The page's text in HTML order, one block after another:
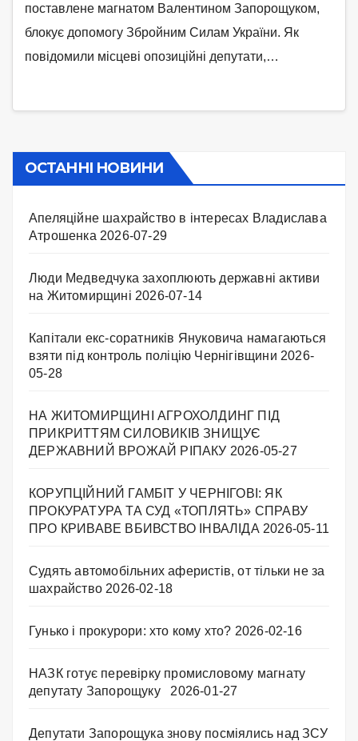
поставлене магнатом Валентином Запорощуком,
блокує допомогу Збройним Силам України. Як
повідомили місцеві опозиційні депутати,…
ОСТАННІ НОВИНИ
Апеляційне шахрайство в інтересах Владислава
Атрошенка 2026-07-29
Люди Медведчука захоплюють державні активи
на Житомирщині 2026-07-14
Капітали екс-соратників Януковича намагаються
взяти під контроль поліцію Чернігівщини 2026-
05-28
НА ЖИТОМИРЩИНІ АГРОХОЛДИНГ ПІД
ПРИКРИТТЯМ СИЛОВИКІВ ЗНИЩУЄ
ДЕРЖАВНИЙ ВРОЖАЙ РІПАКУ ​ 2026-05-27
КОРУПЦІЙНИЙ ГАМБІТ У ЧЕРНІГОВІ: ЯК
ПРОКУРАТУРА ТА СУД «ТОПЛЯТЬ» СПРАВУ
ПРО КРИВАВЕ ВБИВСТВО ІНВАЛІДА 2026-05-11
Судять автомобільних аферистів, от тільки не за
шахрайство 2026-02-18
Гунько і прокурори: хто кому хто? 2026-02-16
НАЗК готує перевірку промисловому магнату
депутату Запорощуку
2026-01-27
Депутати Запорощука знову посміялись над ЗСУ